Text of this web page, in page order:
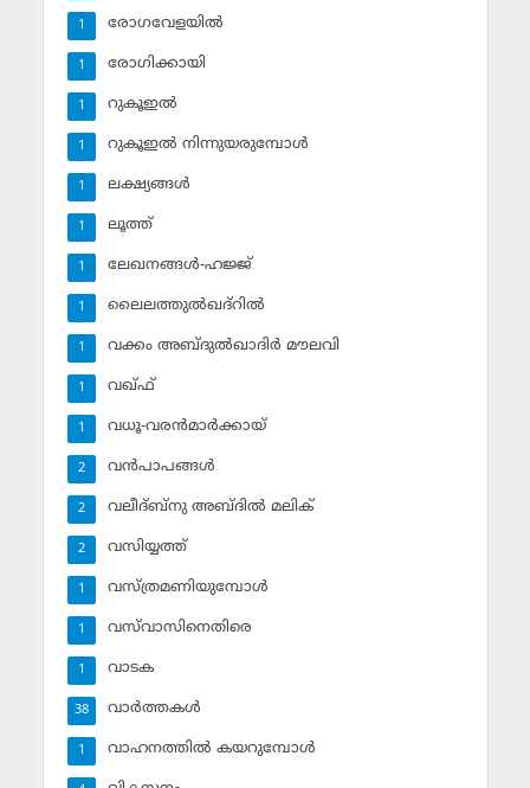
രോഗവേളയില്‍
1
രോഗിക്കായി
1
റുകൂഇല്‍
1
റുകൂഇല്‍ നിന്നുയരുമ്പോള്‍
1
ലക്ഷ്യങ്ങള്‍
1
ലൂത്ത്‌
1
ലേഖനങ്ങള്‍-ഹജ്ജ്‌
1
ലൈലത്തുല്‍ഖദ്‌റില്‍
1
വക്കം അബ്ദുല്‍ഖാദിര്‍ മൗലവി
1
വഖ്ഫ്
1
വധൂ-വരന്‍മാര്‍ക്കായ്
1
വന്‍പാപങ്ങള്‍
2
വലീദ്ബ്‌നു അബ്ദില്‍ മലിക്‌
2
വസിയ്യത്ത്‌
2
വസ്ത്രമണിയുമ്പോള്‍
1
വസ്‌വാസിനെതിരെ
1
വാടക
1
വാര്‍ത്തകള്‍
38
വാഹനത്തില്‍ കയറുമ്പോള്‍
1